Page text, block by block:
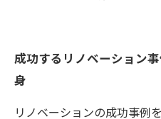
成功するリノベーション
身
リノベーションの成功事例